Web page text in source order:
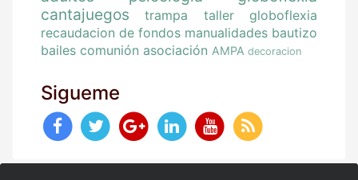
cantajuegos
trampa
taller globoflexia
recaudacion de fondos manualidades bautizo
bailes comunión asociación AMPA decoracion
Sigueme